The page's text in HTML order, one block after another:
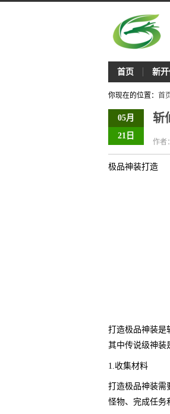
首页 新
你现在的位置： 首
05月
21日
斩
作者
极品神装打造
打造极品神装是
其中传说级神装
1.收集材料
打造极品神装需
怪物、完成任务